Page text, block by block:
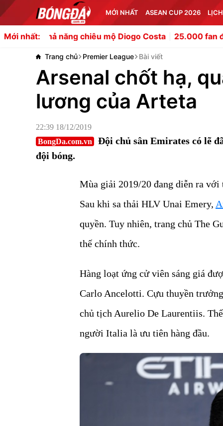
MỚI NHẤT ASEAN CUP 2026
Mới nhất:chiêu mộ Diogo Costa 25.000 fan đốt pháo sáng
Trang chủ Premier League Bài viết
Arsenal chốt hạ,
lương của Arteta
22:39 18/12/2019
BongDa.com.vn
Đội chủ sân Emirates có lẽ
đội bóng.
Mùa giải 2019/20 đang diễn ra
Sau khi sa thải HLV Unai Emery,
quyền. Tuy nhiên, trang chủ The
thế chính thức.
Hàng loạt ứng cử viên sáng giá
Carlo Ancelotti. Cựu thuyền
chủ tịch Aurelio De Laurentiis.
người Italia là ưu tiên hàng đầu.